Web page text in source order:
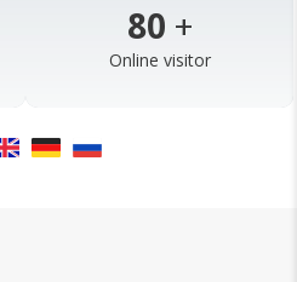
102 +
Online visitor